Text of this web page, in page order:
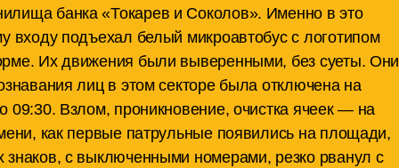
банка «Токарев и Соколов». Именно в это
входу подъехал белый микроавтобус с логотипом
Их движения были выверенными, без суеты. Они
лиц в этом секторе была отключена на
09:30. Взлом, проникновение, очистка ячеек — на
как первые патрульные появились на площади,
знаков, с выключенными номерами, резко рванул с